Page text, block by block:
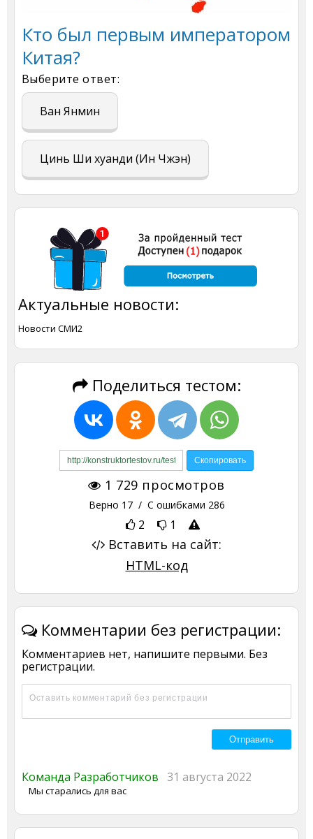
Кто был первым императором
Китая?
Выберите ответ:
Ван Янмин
Цинь Ши хуанди (Ин Чжэн)
Актуальные новости:
Новости СМИ2
Поделиться тестом:
1 729 просмотров
Верно 17/ С ошибками 286
2 1
Вставить на сайт:
HTML-код
Комментарии без регистрации:
Комментариев нет, напишите первыми. Без
регистрации.
Команда Разработчиков 31 августа 2022
Мы старались для вас